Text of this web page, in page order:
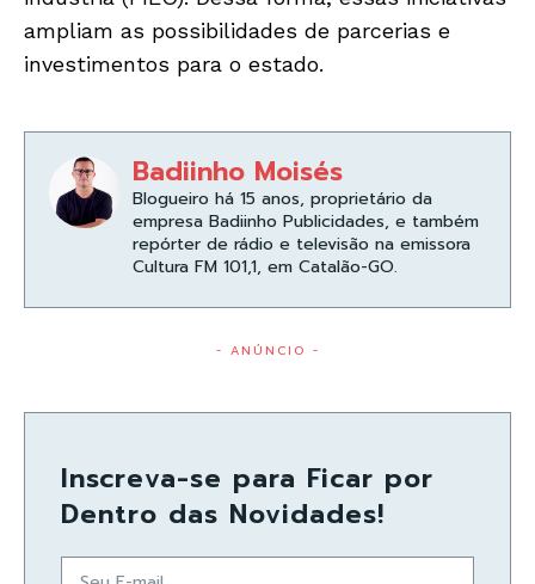
ampliam as possibilidades de parcerias e
investimentos para o estado.
Badiinho Moisés
Blogueiro há 15 anos, proprietário da
empresa Badiinho Publicidades, e também
repórter de rádio e televisão na emissora
Cultura FM 101,1, em Catalão-GO.
- ANÚNCIO -
Inscreva-se para Ficar por
Dentro das Novidades!